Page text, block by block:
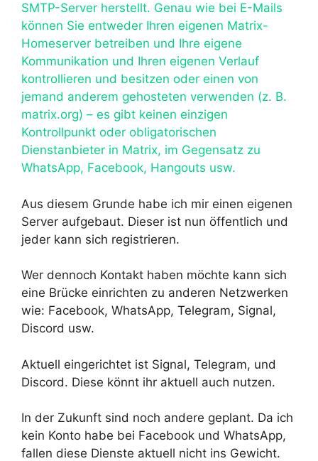
SMTP-Server herstellt. Genau wie bei E-Mails
können Sie entweder Ihren eigenen Matrix-
Homeserver betreiben und Ihre eigene
Kommunikation und Ihren eigenen Verlauf
kontrollieren und besitzen oder einen von
jemand anderem gehosteten verwenden (z. B.
matrix.org) – es gibt keinen einzigen
Kontrollpunkt oder obligatorischen
Dienstanbieter in Matrix, im Gegensatz zu
WhatsApp, Facebook, Hangouts usw.
Aus diesem Grunde habe ich mir einen eigenen
Server aufgebaut. Dieser ist nun öffentlich und
jeder kann sich registrieren.
Wer dennoch Kontakt haben möchte kann sich
eine Brücke einrichten zu anderen Netzwerken
wie: Facebook, WhatsApp, Telegram, Signal,
Discord usw.
Aktuell eingerichtet ist Signal, Telegram, und
Discord. Diese könnt ihr aktuell auch nutzen.
In der Zukunft sind noch andere geplant. Da ich
kein Konto habe bei Facebook und WhatsApp,
fallen diese Dienste aktuell nicht ins Gewicht.